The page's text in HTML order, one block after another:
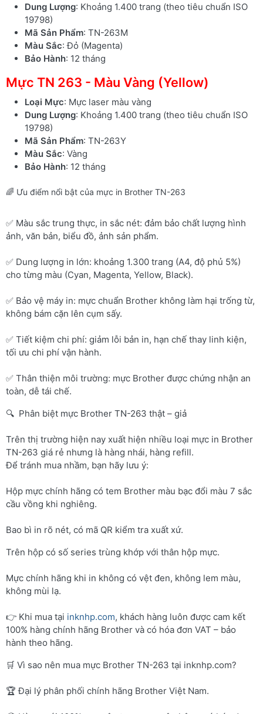
Dung Lượng: Khoảng 1.400 trang (theo tiêu chuẩn ISO
19798)
Mã Sản Phẩm: TN-263M
Màu Sắc: Đỏ (Magenta)
Bảo Hành: 12 tháng
Mực TN 263 - Màu Vàng (Yellow)
Loại Mực: Mực laser màu vàng
Dung Lượng: Khoảng 1.400 trang (theo tiêu chuẩn ISO
19798)
Mã Sản Phẩm: TN-263Y
Màu Sắc: Vàng
Bảo Hành: 12 tháng
🌈 Ưu điểm nổi bật của mực in Brother TN-263
✅ Màu sắc trung thực, in sắc nét: đảm bảo chất lượng hình
ảnh, văn bản, biểu đồ, ảnh sản phẩm.
✅ Dung lượng in lớn: khoảng 1.300 trang (A4, độ phủ 5%)
cho từng màu (Cyan, Magenta, Yellow, Black).
✅ Bảo vệ máy in: mực chuẩn Brother không làm hại trống từ,
không bám cặn lên cụm sấy.
✅ Tiết kiệm chi phí: giảm lỗi bản in, hạn chế thay linh kiện,
tối ưu chi phí vận hành.
✅ Thân thiện môi trường: mực Brother được chứng nhận an
toàn, dễ tái chế.
🔍 Phân biệt mực Brother TN-263 thật – giả
Trên thị trường hiện nay xuất hiện nhiều loại mực in Brother
TN-263 giá rẻ nhưng là hàng nhái, hàng refill.
Để tránh mua nhầm, bạn hãy lưu ý:
Hộp mực chính hãng có tem Brother màu bạc đổi màu 7 sắc
cầu vồng khi nghiêng.
Bao bì in rõ nét, có mã QR kiểm tra xuất xứ.
Trên hộp có số series trùng khớp với thân hộp mực.
Mực chính hãng khi in không có vệt đen, không lem màu,
không mùi lạ.
👉 Khi mua tại inknhp.com, khách hàng luôn được cam kết
100% hàng chính hãng Brother và có hóa đơn VAT – bảo
hành theo hãng.
🛒 Vì sao nên mua mực Brother TN-263 tại inknhp.com?
🏆 Đại lý phân phối chính hãng Brother Việt Nam.